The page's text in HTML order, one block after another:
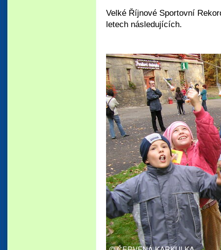
Velké Říjnové Sportovní
letech následujících.